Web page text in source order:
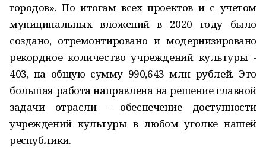
городов». По итогам всех проектов и с учетом
муниципальных вложений в 2020 году было
создано, отремонтировано и модернизировано
рекордное количество учреждений культуры -
403, на общую сумму 990,643 млн рублей. Это
большая работа направлена на решение главной
задачи отрасли - обеспечение доступности
учреждений культуры в любом уголке нашей
республики.